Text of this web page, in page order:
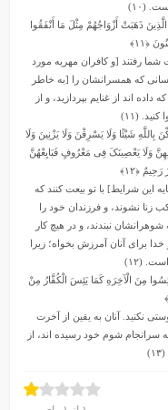
(۱۰)
ذَهَبَتْ أَزْوَاجُهُمْ مِثْلَ مَا أَنْفَقُوا
﴿۱۱﴾
رفتند [و کافران مهریه مورد
که همسرانشان را [به خاطر
اند از غنایم بپردازید، و از
(۱۱)
بِاللَّهِ شَیْئًا وَلَا یَسْرِقْنَ وَلَا یَزْنِینَ وَلَا
وَلَا یَعْصِینَکَ فِی مَعْرُوفٍ فَبَایِعْهُنَّ
رَحِیمٌ ﴿۱۲﴾
این شرایط] با تو بیعت کنند که
زنا نشوند، و فرزندان خود را
نبندند، و در هیچ کار
خدا برای آنان آمرزش بخواه؛ زیرا
(۱۲)
مِنَ الْآخِرَهِ کَمَا یَئِسَ الْکُفَّارُ مِنْ
نکنید. آنان به یقین از آخرت
سرانجام شوم خود رسیده اند، از